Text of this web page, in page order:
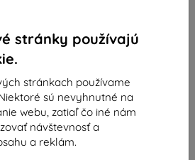
stránky používajú
stránkach používame
sú nevyhnutné na
webu, zatiaľ čo iné nám
návštevnosť a
a reklám.
Nudient
for iPhone 14 Dusty